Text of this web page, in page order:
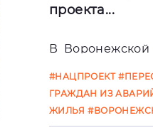
проекта...
В Воронежской
проекта
городская
#НАЦПРОЕКТ
ГРАЖДАН ИЗ
ЖИЛЬЯ